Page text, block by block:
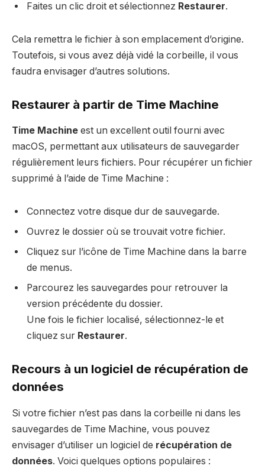
Faites un clic droit et sélectionnez Restaurer.
Cela remettra le fichier à son emplacement d’origine.
Toutefois, si vous avez déjà vidé la corbeille, il vous
faudra envisager d’autres solutions.
Restaurer à partir de Time Machine
Time Machine est un excellent outil fourni avec
macOS, permettant aux utilisateurs de sauvegarder
régulièrement leurs fichiers. Pour récupérer un fichier
supprimé à l’aide de Time Machine :
Connectez votre disque dur de sauvegarde.
Ouvrez le dossier où se trouvait votre fichier.
Cliquez sur l’icône de Time Machine dans la barre
de menus.
Parcourez les sauvegardes pour retrouver la
version précédente du dossier.
Une fois le fichier localisé, sélectionnez-le et
cliquez sur Restaurer.
Recours à un logiciel de récupération de
données
Si votre fichier n’est pas dans la corbeille ni dans les
sauvegardes de Time Machine, vous pouvez
envisager d’utiliser un logiciel de récupération de
données. Voici quelques options populaires :